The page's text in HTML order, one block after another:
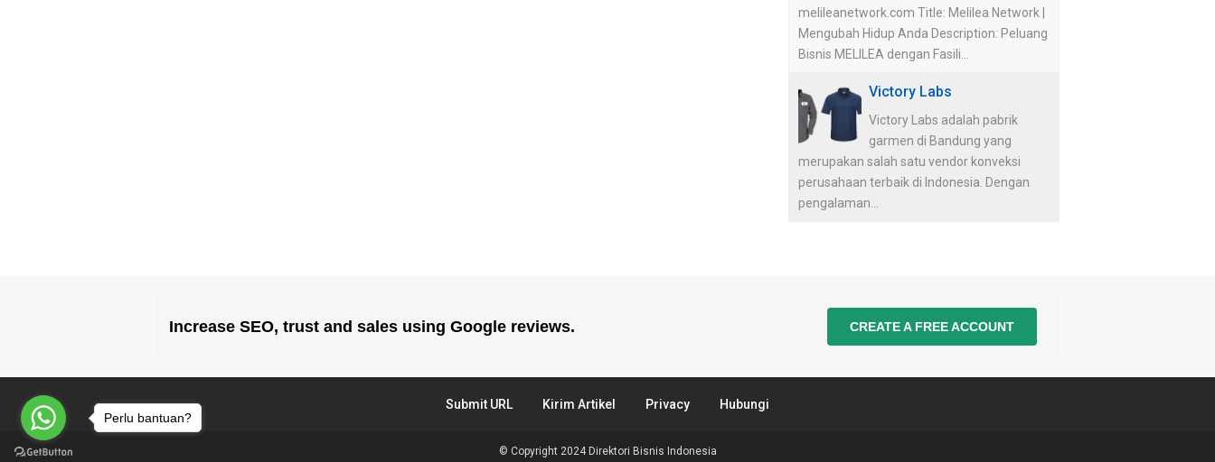
melileanetwork.com Title: Melilea Network |
Mengubah Hidup Anda Description: Peluang
Bisnis MELILEA dengan Fasili...
Victory Labs
Victory Labs adalah pabrik
garmen di Bandung yang
merupakan salah satu vendor konveksi
perusahaan terbaik di Indonesia. Dengan
pengalaman...
Increase SEO, trust and sales using Google reviews. CREATE A FREE ACCOUNT
Submit URL Kirim Artikel Privacy Hubungi
© Copyright 2024 Direktori Bisnis Indonesia
Perlu bantuan?